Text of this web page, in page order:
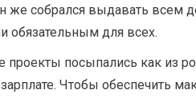
же собрался выдавать всем
обязательным для всех.
проекты посыпались как из
зарплате. Чтобы обеспечить